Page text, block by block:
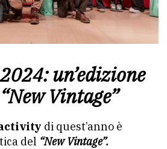
un’edizione
Vintage”
di quest’anno è
del “New Vintage”.